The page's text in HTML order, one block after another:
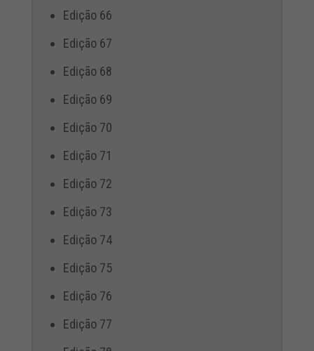
Edição 66
Edição 67
Edição 68
Edição 69
Edição 70
Edição 71
Edição 72
Edição 73
Edição 74
Edição 75
Edição 76
Edição 77